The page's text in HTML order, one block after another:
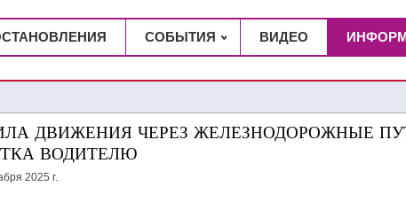
СОБЫТИЯ ВИДЕО
ДВИЖЕНИЯ ЧЕРЕЗ ЖЕЛЕЗНОДОРОЖНЫЕ
ВОДИТЕЛЮ
2025 г.